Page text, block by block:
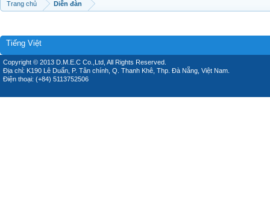
Trang chủ Diễn đàn
Tiếng Việt
Copyright © 2013 D.M.E.C Co.,Ltd, All Rights Reserved.
Địa chỉ: K190 Lê Duẩn, P. Tân chính, Q. Thanh Khê, Thp. Đà Nẵng, Việt Nam.
Điện thoại: (+84) 5113752506